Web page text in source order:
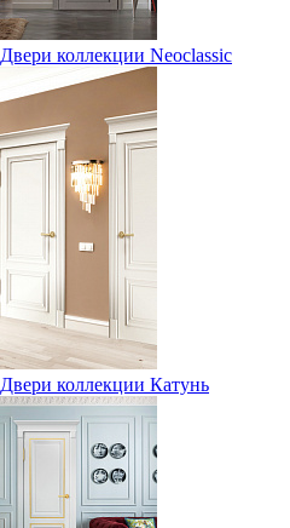
Двери коллекции Neoclassic
Двери коллекции Катунь